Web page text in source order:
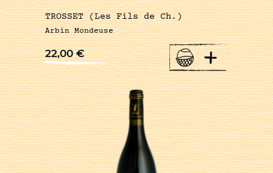
TROSSET (Les Fils de Ch.)
Arbin Mondeuse
22,00€ +